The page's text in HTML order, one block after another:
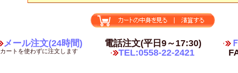
メール注文(24時間)
カートを使わずに注文します
電話注文(平日9～17:30)
TEL:0558-22-2421